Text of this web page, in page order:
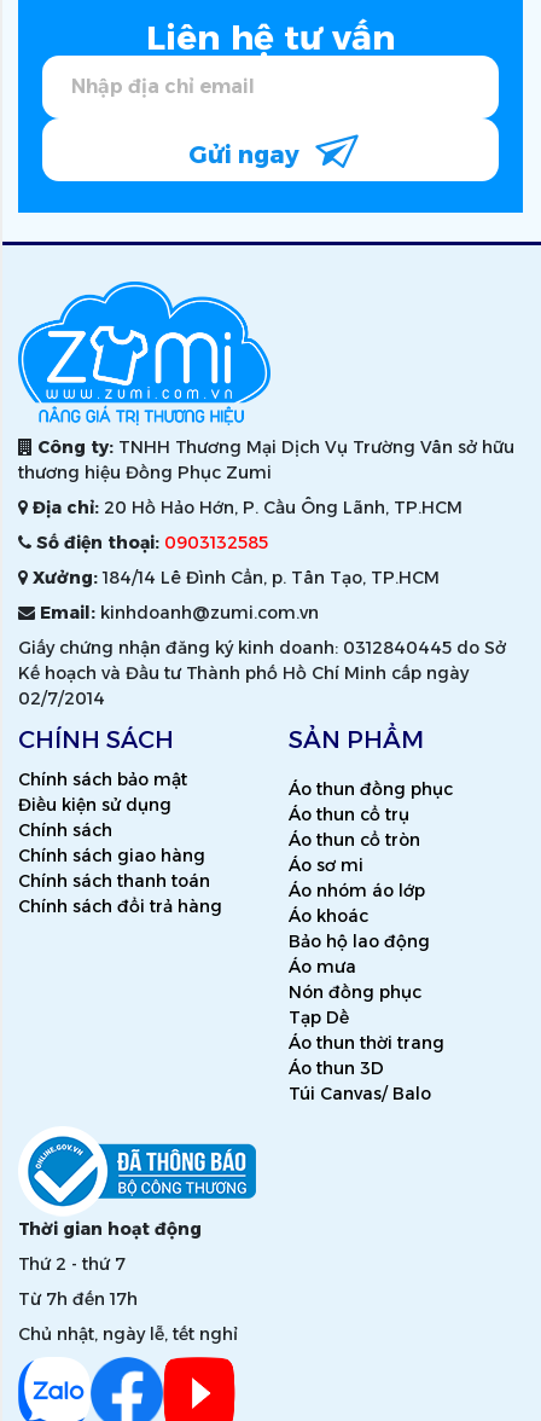
Liên hệ tư vấn
Gửi ngay
Công ty: TNHH Thương Mại Dịch Vụ Trường Vân sở hữu
thương hiệu Đồng Phục Zumi
Địa chỉ: 20 Hồ Hảo Hớn, P. Cầu Ông Lãnh, TP.HCM
Số điện thoại: 0903132585
Xưởng:184/14 Lê Đình Cẩn, p. Tân Tạo, TP.HCM
Email: kinhdoanh@zumi.com.vn
Giấy chứng nhận đăng ký kinh doanh: 0312840445 do Sở
Kế hoạch và Đầu tư Thành phố Hồ Chí Minh cấp ngày
02/7/2014
CHÍNH SÁCH
Chính sách bảo mật
Điều kiện sử dụng
Chính sách
Chính sách giao hàng
Chính sách thanh toán
Chính sách đổi trả hàng
SẢN PHẨM
Áo thun đồng phục
Áo thun cổ trụ
Áo thun cổ tròn
Áo sơ mi
Áo nhóm áo lớp
Áo khoác
Bảo hộ lao động
Áo mưa
Nón đồng phục
Tạp Dề
Áo thun thời trang
Áo thun 3D
Túi Canvas/ Balo
Thời gian hoạt động
Thứ 2 - thứ 7
Từ 7h đến 17h
Chủ nhật, ngày lễ, tết nghỉ